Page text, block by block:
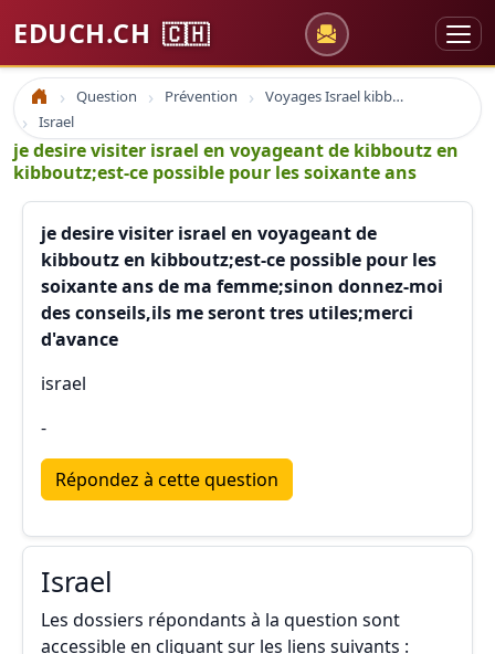
EDUCH.CH 🇨🇭
Accueil Question Prévention
Voyages Israel kibbutz
Israel
je desire visiter israel en voyageant de kibboutz en
kibboutz;est-ce possible pour les soixante ans
je desire visiter israel en voyageant de
kibboutz en kibboutz;est-ce possible pour les
soixante ans de ma femme;sinon donnez-moi
des conseils,ils me seront tres utiles;merci
d'avance
israel
-
Répondez à cette question
Israel
Les dossiers répondants à la question sont
accessible en cliquant sur les liens suivants :